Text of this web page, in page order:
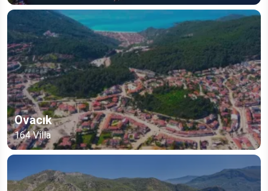
Ovacık
164Villa